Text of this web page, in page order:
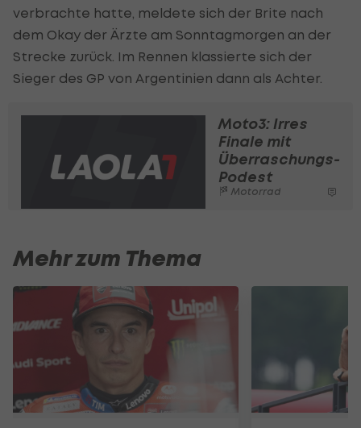
verbrachte hatte, meldete sich der Brite nach
dem Okay der Ärzte am Sonntagmorgen an der
Strecke zurück. Im Rennen klassierte sich der
Sieger des GP von Argentinien dann als Achter.
Moto3: Irres
Finale mit
Überraschungs-
Podest
Motorrad
Mehr zum Thema